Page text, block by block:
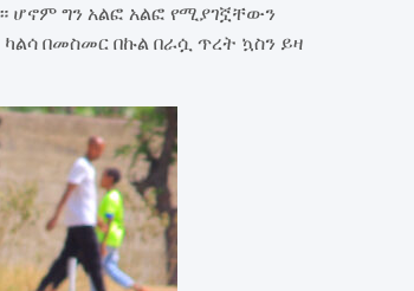
ሆኖም ግን አልፎ አልፎ የሚያገኟቸውን
በመስመር በኩል በራሷ ጥረት ኳስን ይዛ